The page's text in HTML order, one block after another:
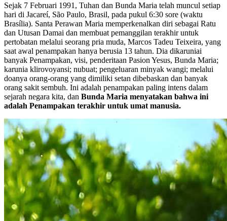
Sejak 7 Februari 1991, Tuhan dan Bunda Maria telah muncul setiap
hari di Jacareí, São Paulo, Brasil, pada pukul 6:30 sore (waktu
Brasília). Santa Perawan Maria memperkenalkan diri sebagai Ratu
dan Utusan Damai dan membuat pemanggilan terakhir untuk
pertobatan melalui seorang pria muda, Marcos Tadeu Teixeira, yang
saat awal penampakan hanya berusia 13 tahun. Dia dikaruniai
banyak Penampakan, visi, penderitaan Pasion Yesus, Bunda Maria;
karunia klirovoyansi; nubuat; pengeluaran minyak wangi; melalui
doanya orang-orang yang dimiliki setan dibebaskan dan banyak
orang sakit sembuh. Ini adalah penampakan paling intens dalam
sejarah negara kita, dan Bunda Maria menyatakan bahwa ini
adalah Penampakan terakhir untuk umat manusia.